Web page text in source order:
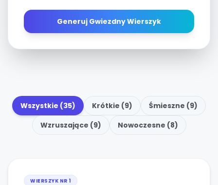
Generuj Gwiezdny Wierszyk
Wszystkie (35) Krótkie (9)
Śmieszne (9)
Wzruszające (9)
Nowoczesne (8)
WIERSZYK NR 1